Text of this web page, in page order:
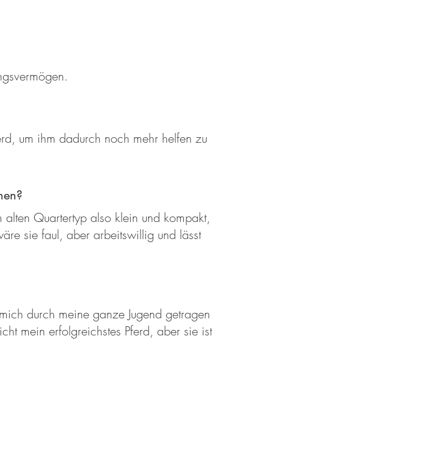
um ihm dadurch noch mehr helfen zu
Quartertyp also klein und kompakt,
sie faul, aber arbeitswillig und lässt
durch meine ganze Jugend getragen
mein erfolgreichstes Pferd, aber sie ist